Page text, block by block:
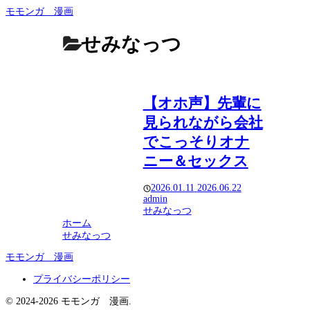
モモンガ 漫画
せみなっつ
【オホ声】先輩に
見られながら会社
でこっそりオナ
ニー＆セックス
2026.01.11 2026.06.22
admin
せみなっつ
ホーム
せみなっつ
モモンガ 漫画
プライバシーポリシー
© 2024-2026 モモンガ 漫画.